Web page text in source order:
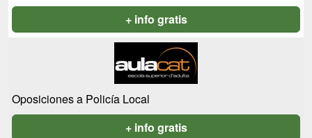
+ info gratis
Oposiciones a Policía Local
+ info gratis